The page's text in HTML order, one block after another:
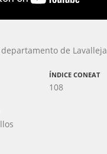
departamento de Lavalleja
ÍNDICE CONEAT
108